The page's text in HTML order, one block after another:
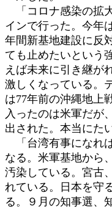
「コロナ感染の拡
インで行った。今年
年間新基地建設に反
ても止めたいという
えば未来に引き継が
激しくなっている。
は77年前の沖縄地上
入ったのは米軍だが
出された。本当にた
「台湾有事になれ
なる。米軍基地から
汚染している。宮古
れている。日本を守
る。９月の知事選、